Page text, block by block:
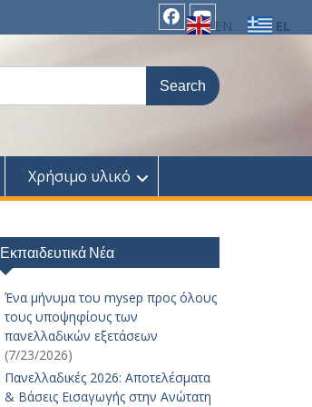
facebook
Youtube
Χρήσιμο υλικό
Εκπαιδευτικά Νέα
Ένα μήνυμα του mysep προς όλους
τους υποψηφίους των
πανελλαδικών εξετάσεων
(7/23/2026)
Πανελλαδικές 2026: Αποτελέσματα
& Βάσεις Εισαγωγής στην Ανώτατη
EN EL